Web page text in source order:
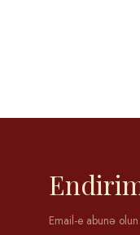
Email-e abunə